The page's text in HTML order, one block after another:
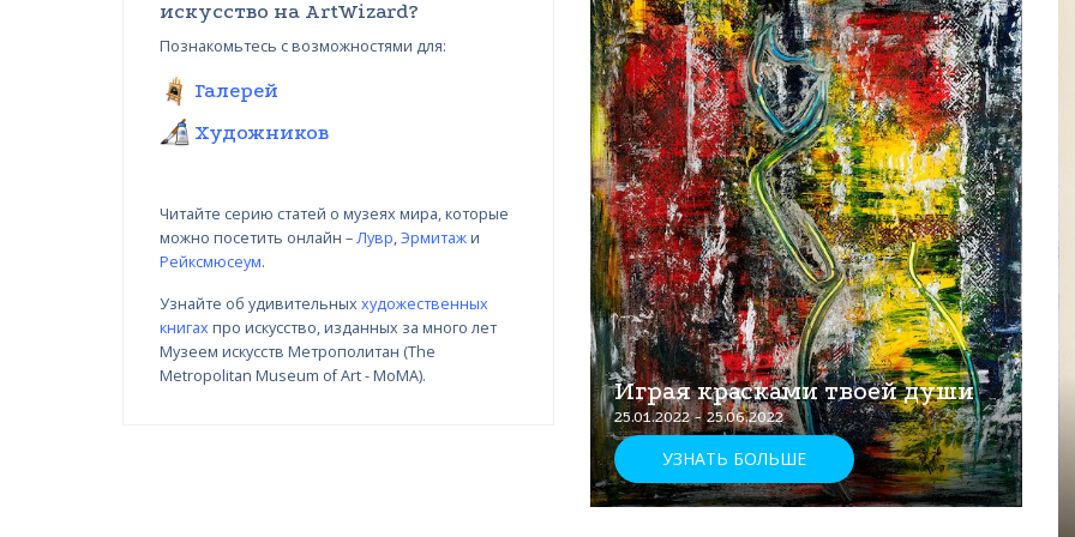
искусство на ArtWizard?
Познакомьтесь с возможностями для:
Галерей
Художников
Читайте серию статей о музеях мира, которые
можно посетить онлайн –Лувр,Эрмитажи
Рейксмюсеум.
Узнайте об удивительных художественных
книгах про искусство, изданных за много лет
Музеем искусств Метрополитан (The
Metropolitan Museum of Art - MoMA).
Вариации в цвете, Николай
Янакиев I
22.03.2018 - 31.09.2018 Играя красками твоей души
25.01.2022 - 25.06.2022
УЗНАТЬ БОЛЬШЕ